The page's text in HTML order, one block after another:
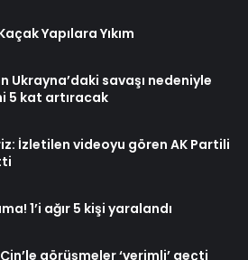
Yapılara Yıkım
Ukrayna’daki savaşı nedeniyle
5 kat artıracak
İzletilen videoyu gören AK Partili
1’i ağır 5 kişi yaralandı
görüşmeler ‘verimli’ geçti